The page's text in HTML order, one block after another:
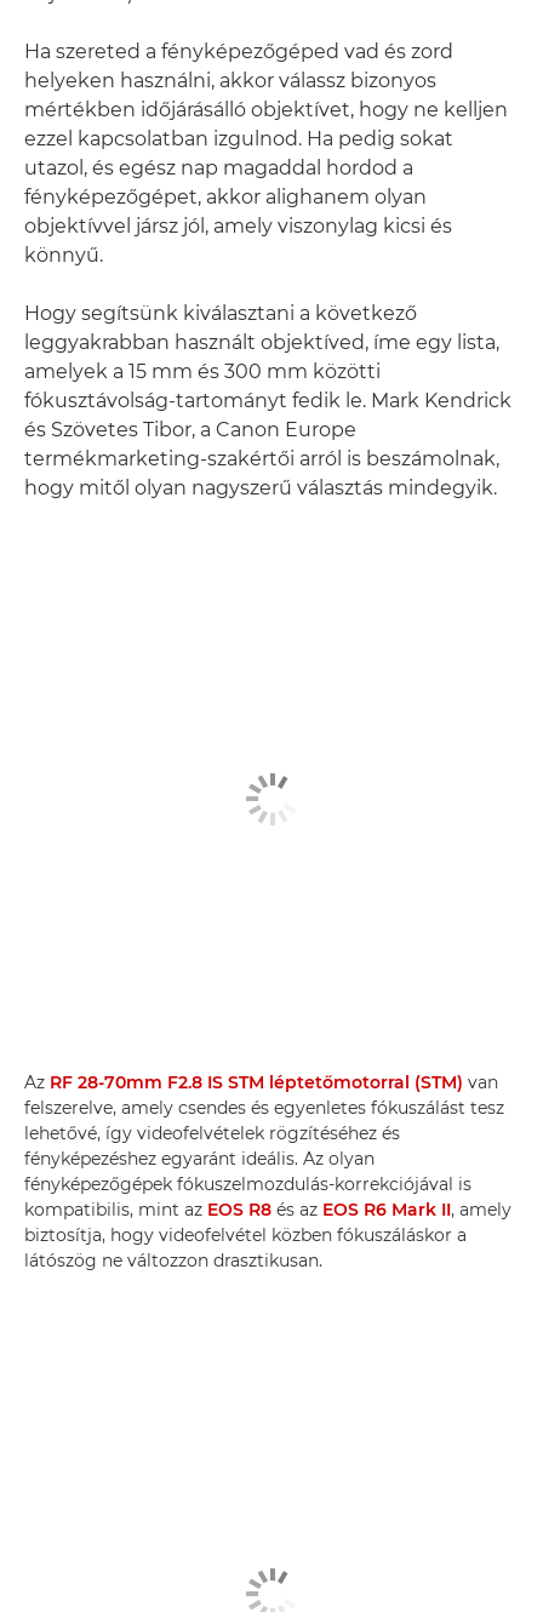
Ha szereted a fényképezőgéped vad és zord
helyeken használni, akkor válassz bizonyos
mértékben időjárásálló objektívet, hogy ne kelljen
ezzel kapcsolatban izgulnod. Ha pedig sokat
utazol, és egész nap magaddal hordod a
fényképezőgépet, akkor alighanem olyan
objektívvel jársz jól, amely viszonylag kicsi és
könnyű.
Hogy segítsünk kiválasztani a következő
leggyakrabban használt objektíved, íme egy lista,
amelyek a 15 mm és 300 mm közötti
fókusztávolság-tartományt fedik le. Mark Kendrick
és Szövetes Tibor, a Canon Europe
termékmarketing-szakértői arról is beszámolnak,
hogy mitől olyan nagyszerű választás mindegyik.
Az RF 28-70mm F2.8 IS STM léptetőmotorral (STM) van
felszerelve, amely csendes és egyenletes fókuszálást tesz
lehetővé, így videofelvételek rögzítéséhez és
fényképezéshez egyaránt ideális. Az olyan
fényképezőgépek fókuszelmozdulás-korrekciójával is
kompatibilis, mint az EOS R8 és az EOS R6 Mark II, amely
biztosítja, hogy videofelvétel közben fókuszáláskor a
látószög ne változzon drasztikusan.